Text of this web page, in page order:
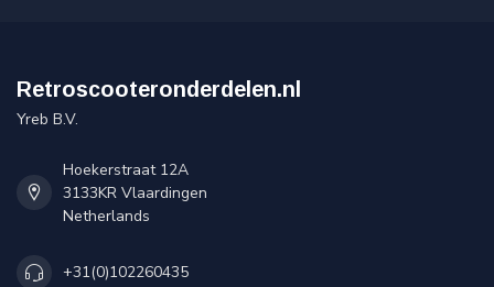
Retroscooteronderdelen.nl
Yreb B.V.
Hoekerstraat 12A
3133KR Vlaardingen
Netherlands
+31(0)102260435